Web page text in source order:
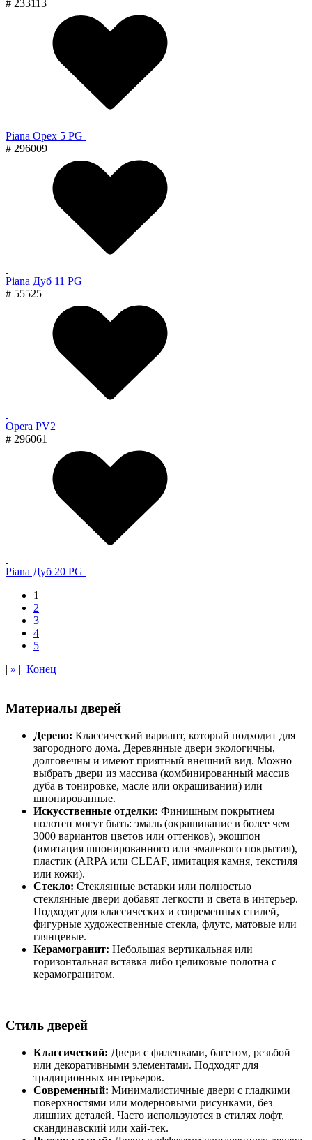
# 233113
Piana Орех 5 PG
# 296009
Piana Дуб 11 PG
# 55525
Opera PV2
# 296061
Piana Дуб 20 PG
1
2
3
4
5
| » | Конец
Материалы дверей
Дерево: Классический вариант, который подходит для
загородного дома. Деревянные двери экологичны,
долговечны и имеют приятный внешний вид. Можно
выбрать двери из массива (комбинированный массив
дуба в тонировке, масле или окрашивании) или
шпонированные.
Искусственные отделки: Финишным покрытием
полотен могут быть: эмаль (окрашивание в более чем
3000 вариантов цветов или оттенков), экошпон
(имитация шпонированного или эмалевого покрытия),
пластик (ARPA или CLEAF, имитация камня, текстиля
или кожи).
Стекло: Стеклянные вставки или полностью
стеклянные двери добавят легкости и света в интерьер.
Подходят для классических и современных стилей,
фигурные художественные стекла, флутс, матовые или
глянцевые.
Керамогранит: Небольшая вертикальная или
горизонтальная вставка либо целиковые полотна с
керамогранитом.
Стиль дверей
Классический: Двери с филенками, багетом, резьбой
или декоративными элементами. Подходят для
традиционных интерьеров.
Современный: Минималистичные двери с гладкими
поверхностями или модерновыми рисунками, без
лишних деталей. Часто используются в стилях лофт,
скандинавский или хай-тек.